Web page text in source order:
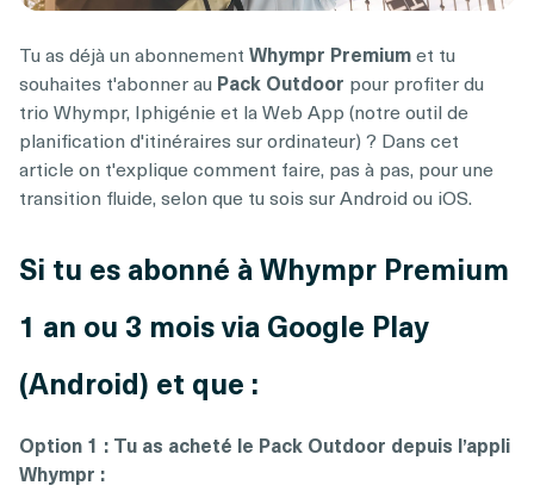
Tu as déjà un abonnement Whympr Premiumet tu
souhaites t'abonner au Pack Outdoor pour profiter du
trio Whympr, Iphigénie et la Web App (notre outil de
planification d'itinéraires sur ordinateur) ? Dans cet
article on t'explique comment faire, pas à pas, pour une
transition fluide, selon que tu sois sur Android ou iOS.
Si tu es abonné à Whympr Premium
1 an ou 3 mois via Google Play
(Android) et que :
Option 1 : Tu as acheté le Pack Outdoor depuis l’appli
Whympr :